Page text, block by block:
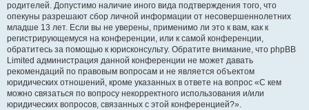
родителей. Допустимо наличие иного вида подтверждения того, что
опекуны разрешают сбор личной информации от несовершеннолетних
младше 13 лет. Если вы не уверены, применимо ли это к вам, как к
регистрирующемуся на конференции, или к самой конференции,
обратитесь за помощью к юрисконсульту. Обратите внимание, что phpBB
Limited администрация данной конференции не может давать
рекомендаций по правовым вопросам и не является объектом
юридических отношений, кроме указанных в ответе на вопрос «С кем
можно связаться по вопросу некорректного использования и/или
юридических вопросов, связанных с этой конференцией?».